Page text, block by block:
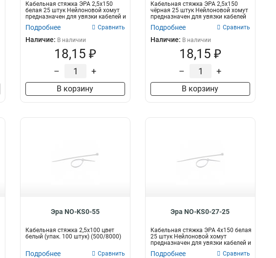
Кабельная стяжка ЭРА 2,5х150
белая 25 штук Нейлоновой хомут
предназначен для увязки кабелей и
Подробнее Сравнить
Наличие: В наличии
18,15 ₽
– +
В корзину
Кабельная стяжка ЭРА 2,5х150
чёрная 25 штук Нейлоновой хомут
предназначен для увязки кабелей
Подробнее Сравнить
Наличие: В наличии
18,15 ₽
– +
В корзину
Эра NO-KS0-55
Кабельная стяжка 2,5х100 цвет
белый (упак. 100 штук) (500/8000)
Подробнее Сравнить
Эра NO-KS0-27-25
Кабельная стяжка ЭРА 4х150 белая
25 штук Нейлоновой хомут
предназначен для увязки кабелей и
Подробнее Сравнить